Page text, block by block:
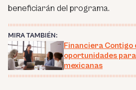
beneficiarán del programa.
MIRA TAMBIÉN:
Financiera Contigo
oportunidades
mexicanas